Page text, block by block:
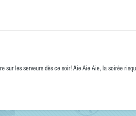
sur les serveurs dès ce soir! Aie Aie Aie, la soirée